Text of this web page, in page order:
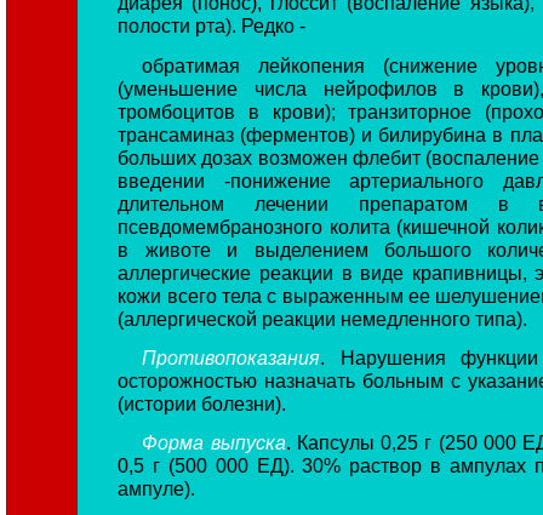
полости рта). Редко -
обратимая лейкопения (снижение
(уменьшение числа нейрофилов в
тромбоцитов в крови); транзиторное
трансаминаз (ферментов) и билирубина в
больших дозах возможен флебит
введении -понижение артериального
длительном лечении препаратом в
псевдомембранозного колита (кишечной
в животе и выделением большого
аллергические реакции в виде крапивницы,
кожи всего тела с выраженным ее
(аллергической реакции немедленного типа).
Противопоказания. Нарушения
осторожностью назначать больным с
(истории болезни).
Форма выпуска. Капсулы 0,25 г (250 000
0,5 г (500 000 ЕД). 30% раствор в
ампуле).